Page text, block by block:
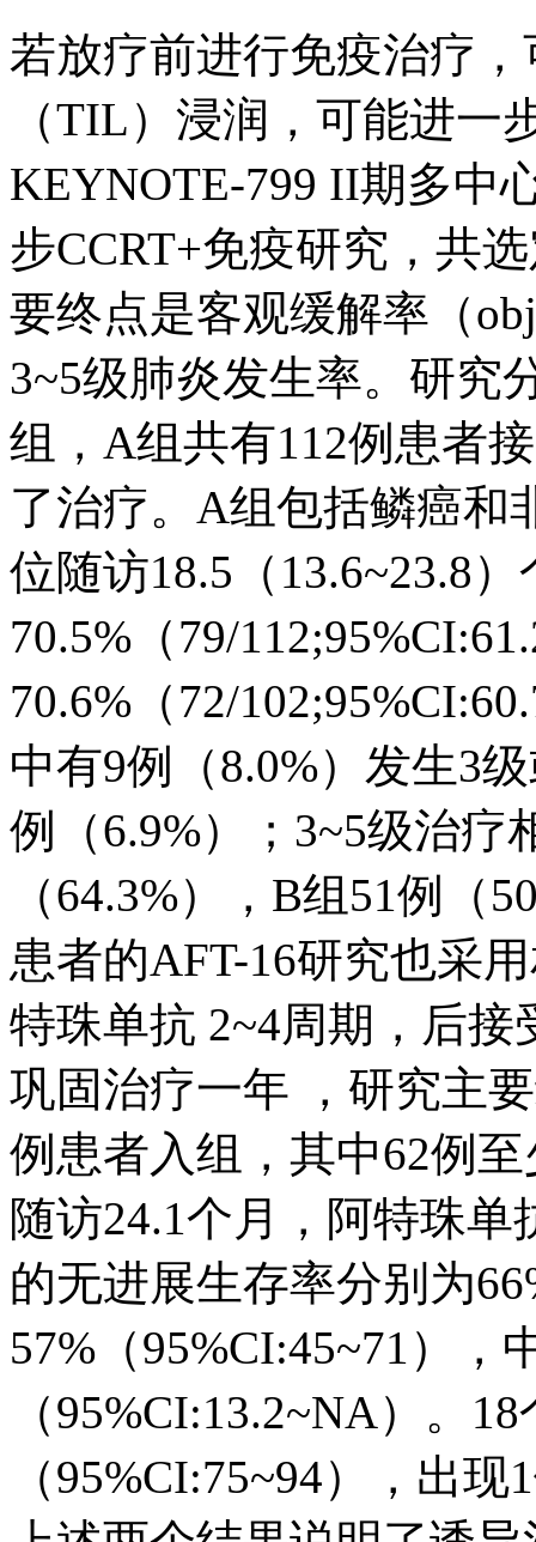
若放疗前进行免疫治疗
（TIL）浸润，可能进一
KEYNOTE-799 II期多中
步CCRT+免疫研究，共
要终点是客观缓解率（
3~5级肺炎发生率。研究
组，A组共有112例患者
了治疗。A组包括鳞癌和
位随访18.5（13.6~23.8
70.5%（79/
70.6%（72/
中有9例（8.0%）发生3
例（6.9%）；3~5级治疗
（64.3%），B组51例（
患者的AFT-16研究也采
特珠单抗 2~4周期，后
巩固治疗一年 ，研究主
例患者入组，其中62例
随访24.1个月，阿特珠
的无进展生存率分别为
57%（95%CI:45~71），
（95%CI:13.2~NA）。
（95%CI:75~94），出